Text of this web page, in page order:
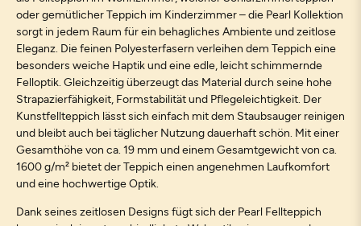
oder gemütlicher Teppich im Kinderzimmer – die Pearl Kollektion
sorgt in jedem Raum für ein behagliches Ambiente und zeitlose
Eleganz. Die feinen Polyesterfasern verleihen dem Teppich eine
besonders weiche Haptik und eine edle, leicht schimmernde
Felloptik. Gleichzeitig überzeugt das Material durch seine hohe
Strapazierfähigkeit, Formstabilität und Pflegeleichtigkeit. Der
Kunstfellteppich lässt sich einfach mit dem Staubsauger reinigen
und bleibt auch bei täglicher Nutzung dauerhaft schön. Mit einer
Gesamthöhe von ca. 19 mm und einem Gesamtgewicht von ca.
1600 g/m² bietet der Teppich einen angenehmen Laufkomfort
und eine hochwertige Optik.
Dank seines zeitlosen Designs fügt sich der Pearl Fellteppich